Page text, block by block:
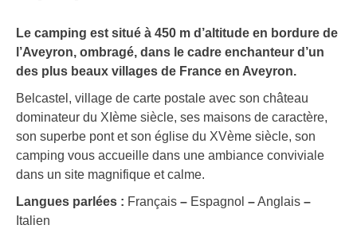
Le camping est situé à 450 m d’altitude en bordure de
l’Aveyron, ombragé, dans le cadre enchanteur d’un
des plus beaux villages de France en Aveyron.
Belcastel, village de carte postale avec son château
dominateur du XIème siècle, ses maisons de caractère,
son superbe pont et son église du XVème siècle, son
camping vous accueille dans une ambiance conviviale
dans un site magnifique et calme.
Langues parlées : Français – Espagnol –Anglais –
Italien